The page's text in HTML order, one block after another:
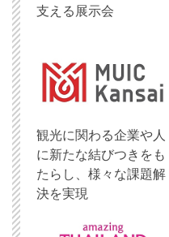
支える展示会
観光に関わる企業や人
に新たな結びつきをも
たらし、様々な課題解
決を実現